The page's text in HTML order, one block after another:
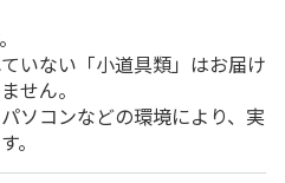
いない「小道具類」はお届け
せん。
ソコンなどの環境により、実
。